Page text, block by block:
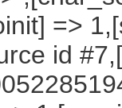
=>
id